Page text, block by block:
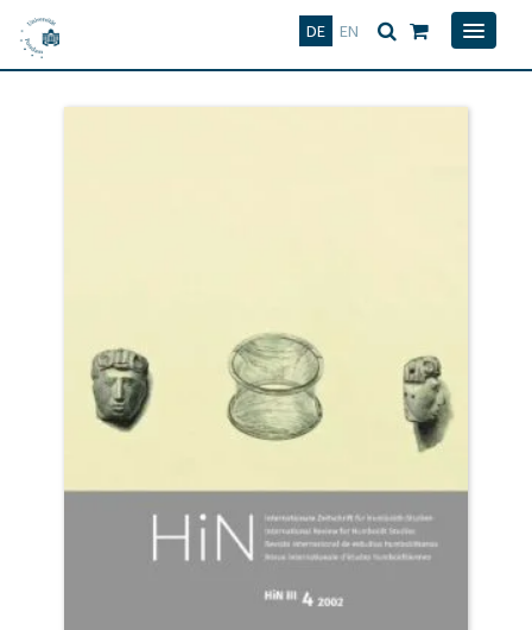
DE EN
Deutsch